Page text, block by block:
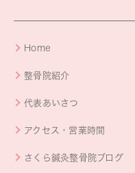
Home
整骨院紹介
代表あいさつ
アクセス・営業時間
さくら鍼灸整骨院ブログ